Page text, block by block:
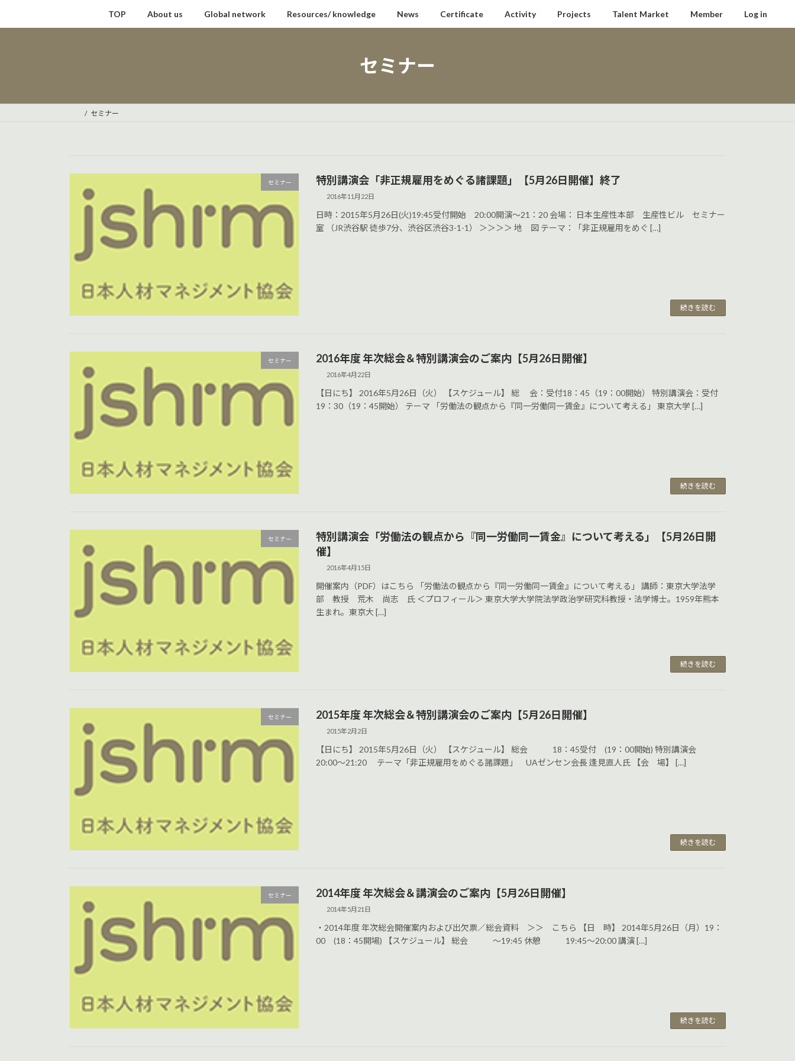
キ
に
TOP About us Global network Resources/ knowledge News Certificate Activity Projects Talent Market Member Log in
セミナー
セミナー
セミナー 特別講演会「非正規雇用をめぐる諸課題」【5月26日開催】終了
2016年11月22日
日時：2015年5月26日(火)19:45受付開始 20:00開演～21：20 会場： 日本生産性本部 生産性ビル セミナー
室 （JR渋谷駅 徒歩7分、渋谷区渋谷3-1-1） ＞＞＞＞ 地 図 テーマ：「非正規雇用をめぐ […]
続きを読む
セミナー 2016年度 年次総会＆特別講演会のご案内【5月26日開催】
2016年4月22日
【日にち】 2016年5月26日（火） 【スケジュール】 総 会：受付18：45（19：00開始） 特別講演会：受付
19：30（19：45開始） テーマ 「労働法の観点から『同一労働同一賃金』について考える」 東京大学 […]
続きを読む
セミナー
特別講演会「労働法の観点から『同一労働同一賃金』について考える」【5月26日開
催】
2016年4月15日
開催案内（PDF）はこちら 「労働法の観点から『同一労働同一賃金』について考える」 講師：東京大学法学
部 教授 荒木 尚志 氏 ＜プロフィール＞ 東京大学大学院法学政治学研究科教授・法学博士。1959年熊本
生まれ。東京大 […]
続きを読む
セミナー 2015年度 年次総会＆特別講演会のご案内【5月26日開催】
2015年2月2日
【日にち】 2015年5月26日（火） 【スケジュール】 総会 18：45受付 (19：00開始) 特別講演会
20:00～21:20 テーマ「非正規雇用をめぐる諸課題」 UAゼンセン会長 逢見直人氏 【会 場】 […]
続きを読む
セミナー 2014年度 年次総会＆講演会のご案内【5月26日開催】
2014年5月21日
・2014年度 年次総会開催案内および出欠票／総会資料 ＞＞ こちら 【日 時】 2014年5月26日（月）19：
00 (18：45開場) 【スケジュール】 総会 ～19:45 休憩 19:45～20:00 講演 […]
続きを読む